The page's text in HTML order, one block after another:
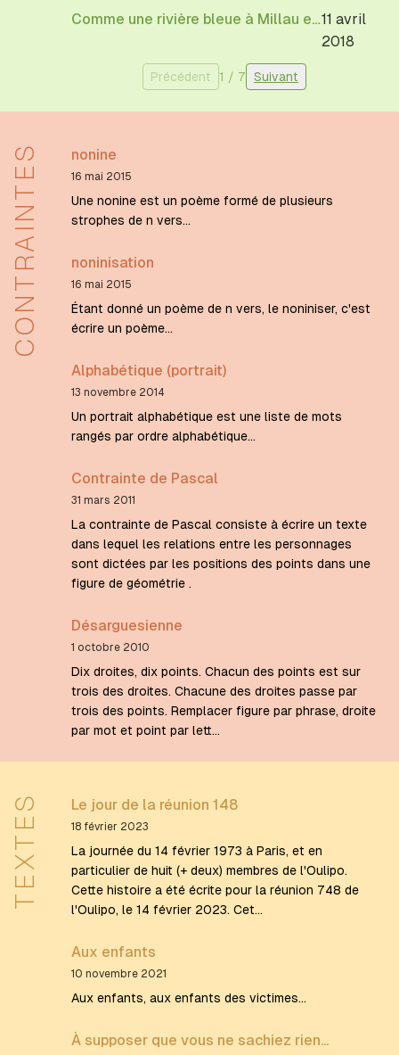
Comme une rivière bleue à Millau et à Saint-Affrique11 avril
2018
Précédent 1 / 7 Suivant
CONTRAINTES nonine
16 mai 2015
Une nonine est un poème formé de plusieurs
strophes de n vers...
noninisation
16 mai 2015
Étant donné un poème de n vers, le noniniser, c'est
écrire un poème...
Alphabétique (portrait)
13 novembre 2014
Un portrait alphabétique est une liste de mots
rangés par ordre alphabétique...
Contrainte de Pascal
31 mars 2011
La contrainte de Pascal consiste à écrire un texte
dans lequel les relations entre les personnages
sont dictées par les positions des points dans une
figure de géométrie .
Désarguesienne
1 octobre 2010
Dix droites, dix points. Chacun des points est sur
trois des droites. Chacune des droites passe par
trois des points. Remplacer figure par phrase, droite
par mot et point par lett…
TEXTES Le jour de la réunion 148
18 février 2023
La journée du 14 février 1973 à Paris, et en
particulier de huit (+ deux) membres de l'Oulipo.
Cette histoire a été écrite pour la réunion 748 de
l'Oulipo, le 14 février 2023. Cet…
Aux enfants
10 novembre 2021
Aux enfants, aux enfants des victimes...
À supposer que vous ne sachiez rien...